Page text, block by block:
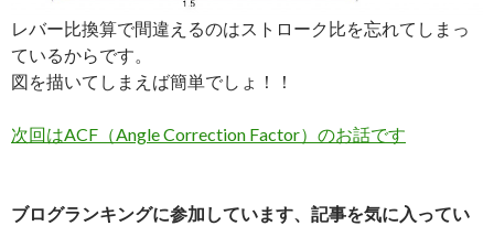
レバー比換算で間違えるのはストローク比を忘れてしまっ
ているからです。
図を描いてしまえば簡単でしょ！！
次回はACF（Angle Correction Factor）のお話です
ブログランキングに参加しています、記事を気に入ってい